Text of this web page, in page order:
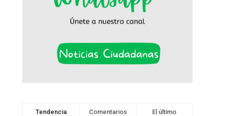
Tendencia Comentarios El último